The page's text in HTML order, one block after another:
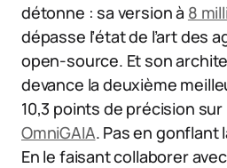
détonne : sa version à 8
dépasse l’état de l’art des
open-source. Et son
devance la deuxième
10,3 points de précision
OmniGAIA. Pas en gonflant
En le faisant collaborer